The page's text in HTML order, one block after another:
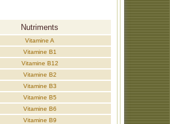
Nutriments
Vitamine A
Vitamine B1
Vitamine B12
Vitamine B2
Vitamine B3
Vitamine B5
Vitamine B6
Vitamine B9